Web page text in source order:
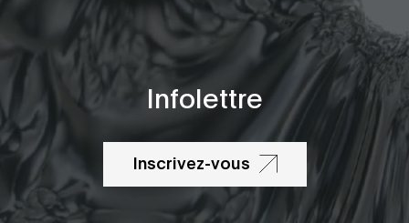
Infolettre
Inscrivez-vous